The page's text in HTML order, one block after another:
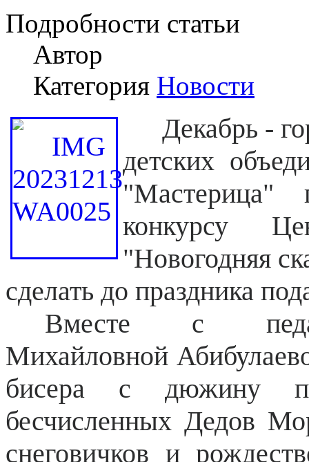
Подробности статьи
Автор
Категория Новости
Декабрь -
детских
"Мастерица"
конкурсу
"Новогодняя
сделать до праздника
Вместе с
Михайловной
бисера с дюжину
бесчисленных Дедов
снеговичков и